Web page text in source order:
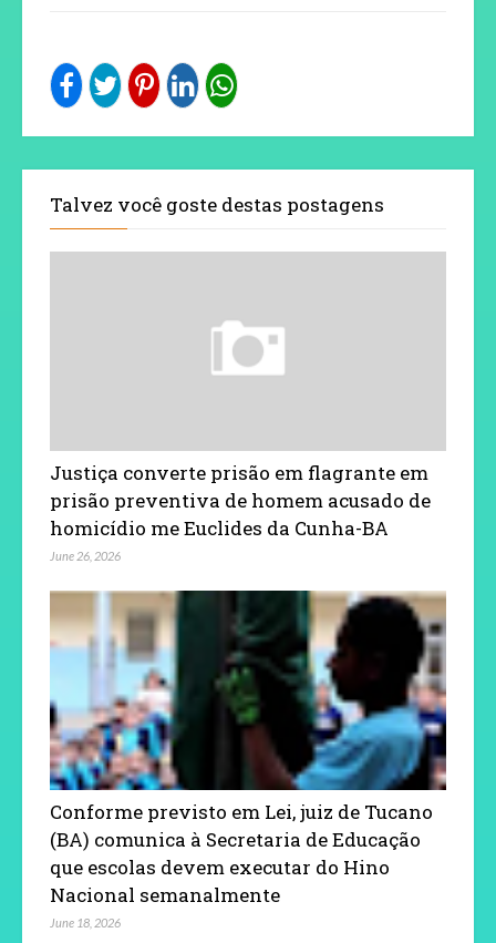
Talvez você goste destas postagens
Justiça converte prisão em flagrante em
prisão preventiva de homem acusado de
homicídio me Euclides da Cunha-BA
June 26, 2026
Conforme previsto em Lei, juiz de Tucano
(BA) comunica à Secretaria de Educação
que escolas devem executar do Hino
Nacional semanalmente
June 18, 2026